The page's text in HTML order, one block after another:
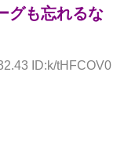
グも忘れるな
ID:k/tHFCOV0